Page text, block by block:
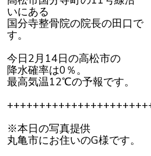
いにある
国分寺整骨院の院長の田口で
す。
今日2月14日の高松市の
降水確率は0％。
最高気温12℃の予報です。
※本日の写真提供
丸亀市にお住いのG様です。